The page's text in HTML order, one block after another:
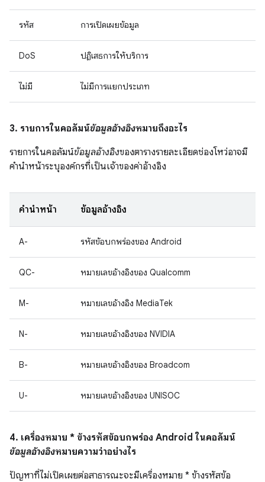
รหัส การเปิดเผยข้อมูล
DoS ปฏิเสธการให้บริการ
ไม่มี ไม่มีการแยกประเภท
3. รายการในคอลัมน์ข้อมูลอ้างอิงหมายถึงอะไร
รายการในคอลัมน์ข้อมูลอ้างอิงของตารางรายละเอียดช่องโหว่อาจมี
คำนำหน้าระบุองค์กรที่เป็นเจ้าของค่าอ้างอิง
คำนำหน้า ข้อมูลอ้างอิง
A- รหัสข้อบกพร่องของ Android
QC- หมายเลขอ้างอิงของ Qualcomm
M- หมายเลขอ้างอิง MediaTek
N- หมายเลขอ้างอิงของ NVIDIA
B- หมายเลขอ้างอิงของ Broadcom
U- หมายเลขอ้างอิงของ UNISOC
4. เครื่องหมาย * ข้างรหัสข้อบกพร่อง Android ในคอลัมน์
ข้อมูลอ้างอิงหมายความว่าอย่างไร
ปัญหาที่ไม่เปิดเผยต่อสาธารณะจะมีเครื่องหมาย * ข้างรหัสข้อ